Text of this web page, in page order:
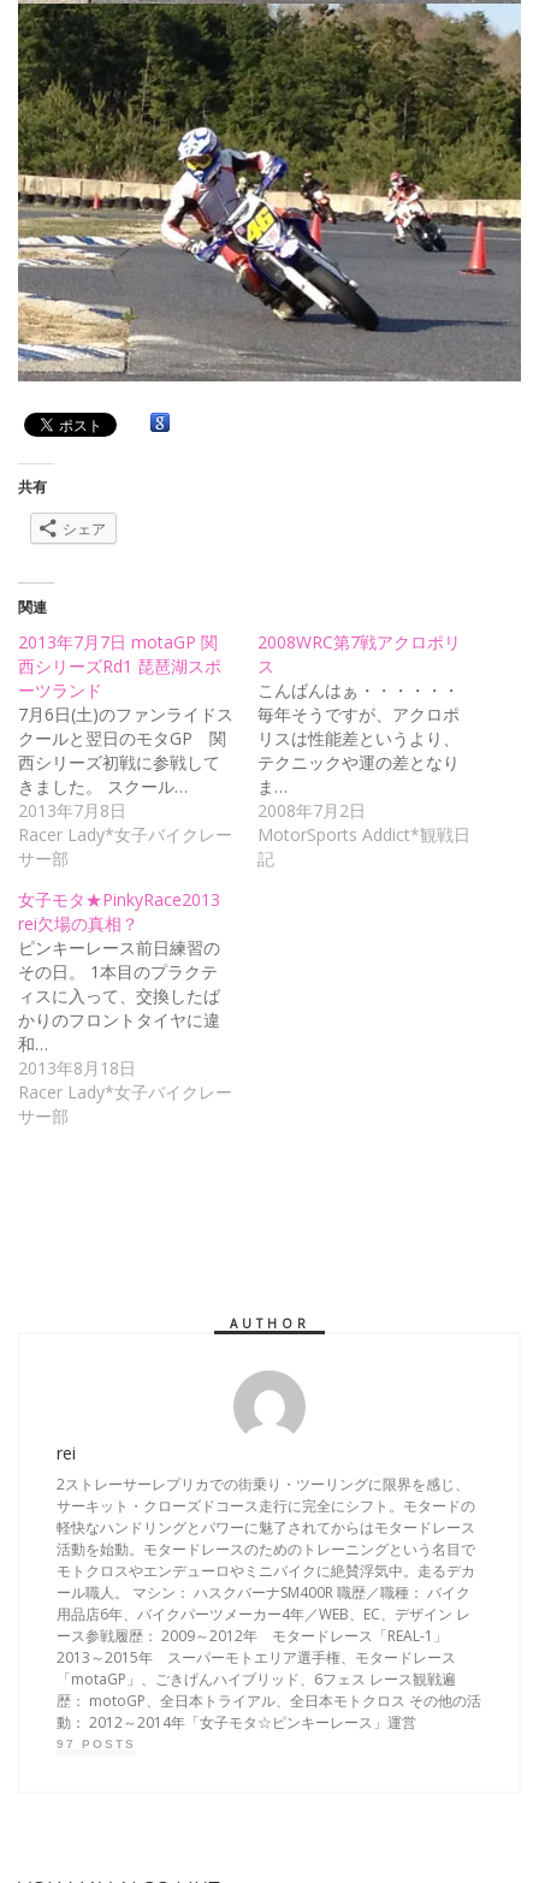
共有
シェア
関連
2013年7月7日 motaGP 関
西シリーズRd1 琵琶湖スポ
ーツランド
7月6日(土)のファンライドス
クールと翌日のモタGP 関
西シリーズ初戦に参戦して
きました。 スクール…
2013年7月8日
Racer Lady*女子バイクレー
サー部
2008WRC第7戦アクロポリ
ス
こんばんはぁ・・・・・・
毎年そうですが、アクロポ
リスは性能差というより、
テクニックや運の差となり
ま…
2008年7月2日
MotorSports Addict*観戦日
記
女子モタ★PinkyRace2013
rei欠場の真相？
ピンキーレース前日練習の
その日。 1本目のプラクテ
ィスに入って、交換したば
かりのフロントタイヤに違
和…
2013年8月18日
Racer Lady*女子バイクレー
サー部
AUTHOR
rei
2ストレーサーレプリカでの街乗り・ツーリングに限界を感じ、
サーキット・クローズドコース走行に完全にシフト。モタードの
軽快なハンドリングとパワーに魅了されてからはモタードレース
活動を始動。モタードレースのためのトレーニングという名目で
モトクロスやエンデューロやミニバイクに絶賛浮気中。走るデカ
ール職人。 マシン： ハスクバーナSM400R 職歴／職種： バイク
用品店6年、バイクパーツメーカー4年／WEB、EC、デザイン レ
ース参戦履歴： 2009～2012年 モタードレース「REAL-1」
2013～2015年 スーパーモトエリア選手権、モタードレース
「motaGP」、ごきげんハイブリッド、6フェス レース観戦遍
歴： motoGP、全日本トライアル、全日本モトクロス その他の活
動： 2012～2014年「女子モタ☆ピンキーレース」運営
97 POSTS